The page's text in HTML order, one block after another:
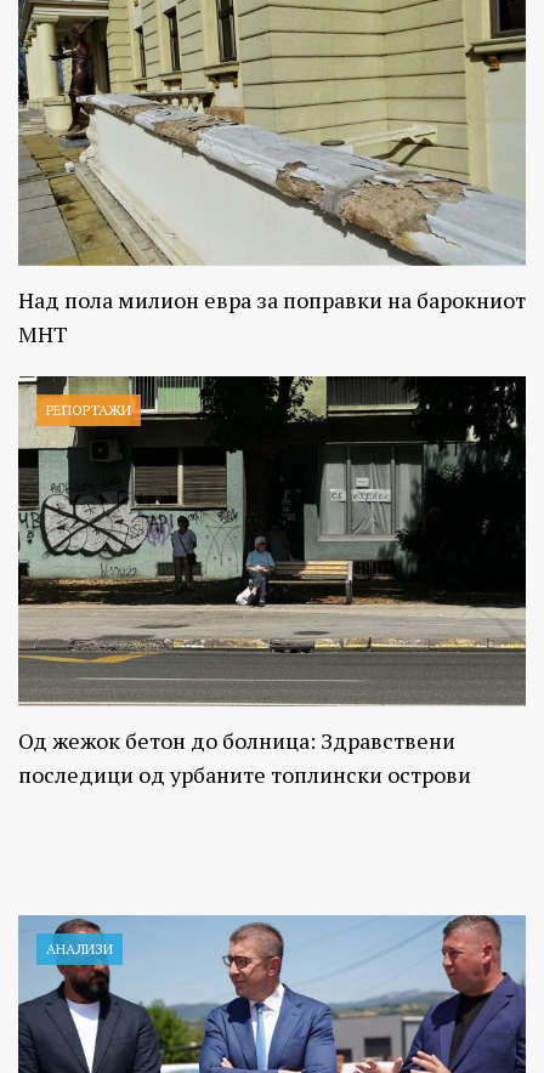
Над пола милион евра за поправки на барокниот
МНТ
РЕПОРТАЖИ
Од жежок бетон до болница: Здравствени
последици од урбаните топлински острови
АНАЛИЗИ